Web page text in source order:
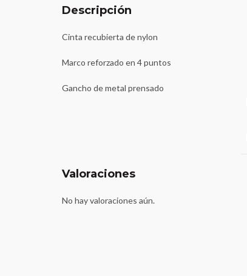
Descripción
Cinta recubierta de nylon
Marco reforzado en 4 puntos
Gancho de metal prensado
Valoraciones
No hay valoraciones aún.